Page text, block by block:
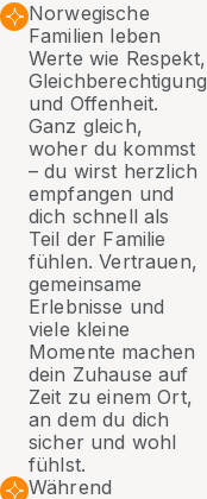
Norwegische
Familien leben
Werte wie Respekt,
Gleichberechtigung
und Offenheit.
Ganz gleich,
woher du kommst
– du wirst herzlich
empfangen und
dich schnell als
Teil der Familie
fühlen. Vertrauen,
gemeinsame
Erlebnisse und
viele kleine
Momente machen
dein Zuhause auf
Zeit zu einem Ort,
an dem du dich
sicher und wohl
fühlst.
Während